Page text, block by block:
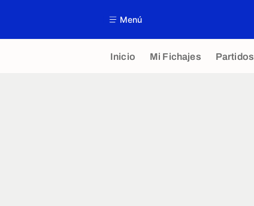
Menú
Inicio Mi Fichajes Partidos